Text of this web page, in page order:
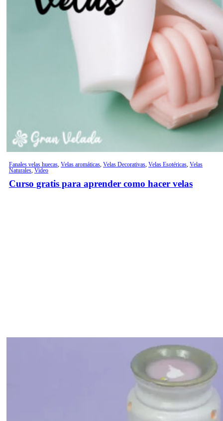
Fanales velas huecas, Velas aromáticas, Velas Decorativas, Velas Esotéricas, Velas
Naturales, Video
Curso gratis para aprender como hacer velas